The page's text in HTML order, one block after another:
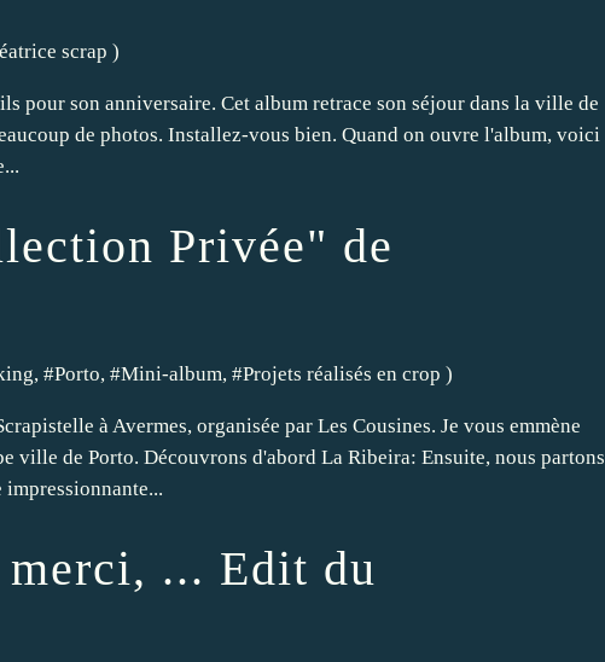
scrap )
pour son anniversaire. Cet album retrace son séjour dans la ville de
de photos. Installez-vous bien. Quand on ouvre l'album, voici
Privée" de
, #Porto, #Mini-album, #Projets réalisés en crop )
à Avermes, organisée par Les Cousines. Je vous emmène
ville de Porto. Découvrons d'abord La Ribeira: Ensuite, nous partons
... Edit du